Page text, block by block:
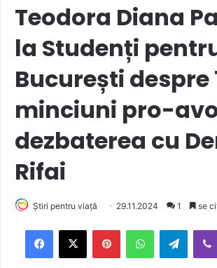
Teodora Diana
la Studenți
București despre
minciuni pro-
dezbaterea cu
Rifai
Știri pentru viață 29.11.2024 1 se
Telegram